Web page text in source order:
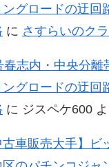
ングロードの迂回
に さすらいのク
春志内・中央分離
ングロードの迂回
に ジスペケ600
古車販売大手】ビ